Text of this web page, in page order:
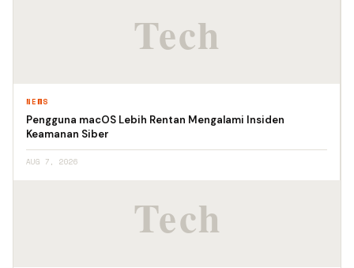
NEWS
Pengguna macOS Lebih Rentan Mengalami Insiden
Keamanan Siber
AUG 7, 2026